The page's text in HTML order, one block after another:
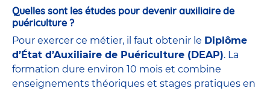
Quelles sont les études pour devenir auxiliaire de
puériculture ?
Pour exercer ce métier, il faut obtenir le Diplôme
d’État d’Auxiliaire de Puériculture (DEAP). La
formation dure environ 10 mois et combine
enseignements théoriques et stages pratiques en